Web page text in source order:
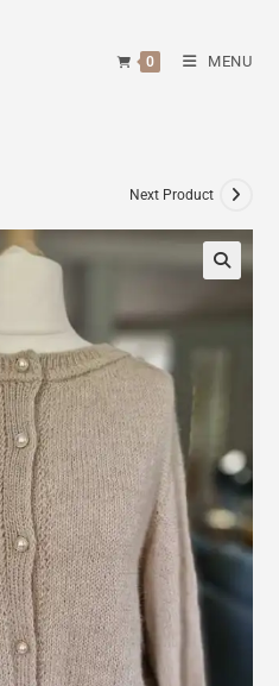
0 MENU
Next Product